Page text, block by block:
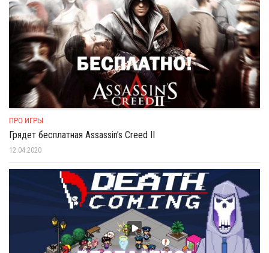
ПРО ИГРЫ
Грядет бесплатная Assassin’s Creed II
12.04.2020